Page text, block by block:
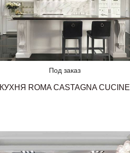
Под заказ
КУХНЯ ROMA CASTAGNA CUCINE